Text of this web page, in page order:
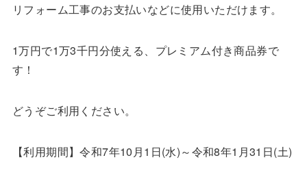
リフォーム工事のお支払いなどに使用いただけます。
1万円で1万3千円分使える、プレミアム付き商品券で
す！
どうぞご利用ください。
【利用期間】令和7年10月1日(水)～令和8年1月31日(土)